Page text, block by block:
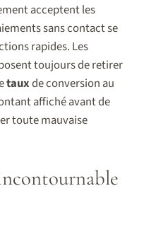
acceptent les
sans contact se
rapides. Les
toujours de retirer
tauxde conversion au
affiché avant de
toute mauvaise